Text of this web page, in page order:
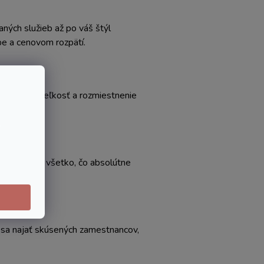
služieb až po váš štýl
a cenovom rozpätí.
aj veľkosť a rozmiestnenie
Spíšte si všetko, čo absolútne
najať skúsených zamestnancov,